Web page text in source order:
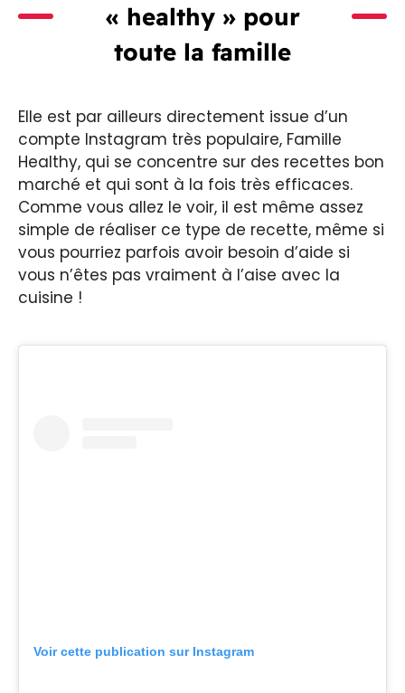
« healthy » pour
toute la famille
Elle est par ailleurs directement issue d’un
compte Instagram très populaire, Famille
Healthy, qui se concentre sur des recettes bon
marché et qui sont à la fois très efficaces.
Comme vous allez le voir, il est même assez
simple de réaliser ce type de recette, même si
vous pourriez parfois avoir besoin d’aide si
vous n’êtes pas vraiment à l’aise avec la
cuisine !
Voir cette publication sur Instagram